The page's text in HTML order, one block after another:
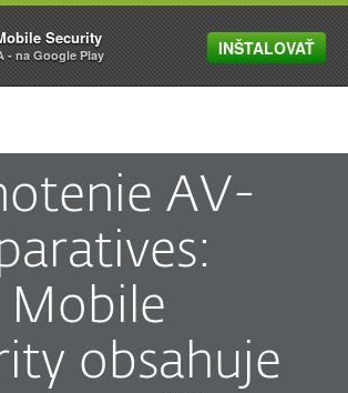
MENU
AV-
Mobile
obsahuje
Security
- na Google Play INŠTALOVAŤ